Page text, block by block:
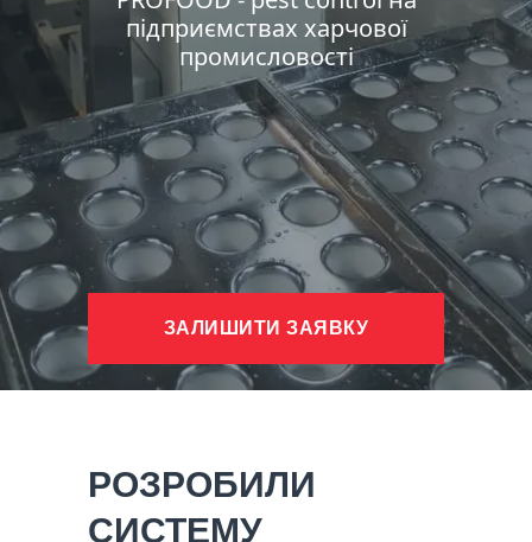
ЗАЛИШИТИ ЗАЯВКУ
підприємствах харчової
промисловості
РОЗРОБИЛИ
СИСТЕМУ